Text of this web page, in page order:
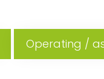
Operating /